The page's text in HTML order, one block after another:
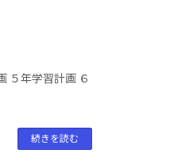
５年学習計画 ６
続きを読む